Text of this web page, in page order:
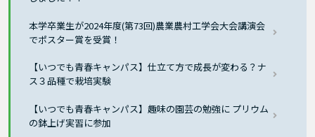
本学卒業生が2024年度(第73回)農業農村工学会大会講演会
でポスター賞を受賞！
【いつでも青春キャンパス】仕立て方で成長が変わる？ナ
ス３品種で栽培実験
【いつでも青春キャンパス】趣味の園芸の勉強に プリウム
の鉢上げ実習に参加